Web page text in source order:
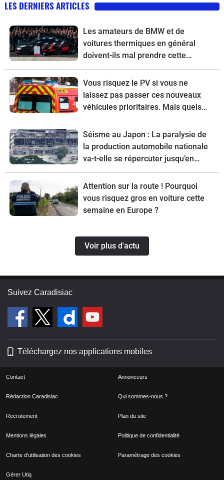
LES DERNIERS ARTICLES
Les amateurs de BMW et de
voitures thermiques en général
doivent-ils mal prendre cette
nouvelle ?
Vous risquez le PV si vous ne
laissez pas passer ces nouveaux
véhicules prioritaires. Mais quels
sont-ils ?
Séisme au Japon : La paralysie de
la production automobile nationale
va-t-elle se répercuter jusqu’en
Europe ?
Attention sur la route ! Pourquoi
vous risquez gros en voiture cette
semaine en Europe ?
Voir plus d'actu
Suivez Caradisiac
Téléchargez nos applications mobiles
Contact Annonceurs
Rédaction Caradisiac Qui sommes-nous ?
Recrutement Plan du site
Mentions légales Politique de confidentialité
Charte d'utilisation des cookies Paramétrage des cookies
Gérer Utiq